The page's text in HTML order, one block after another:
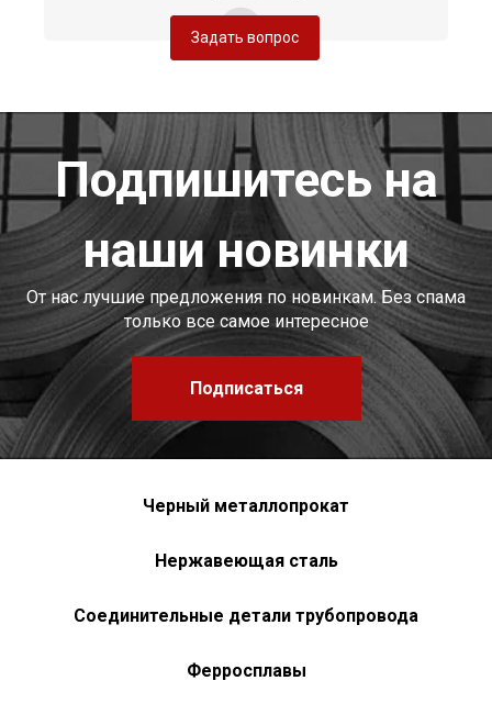
Задать вопрос
Подпишитесь на
наши новинки
От нас лучшие предложения по новинкам. Без спама
только все самое интересное
Подписаться
Черный металлопрокат
Нержавеющая сталь
Соединительные детали трубопровода
Ферросплавы